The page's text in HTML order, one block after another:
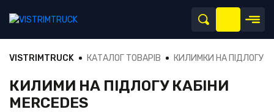
VISTRIMTRUCK КАТАЛОГ ТОВАРІВ КИЛИМКИ НА ПІДЛОГУ
КИЛИМИ НА ПІДЛОГУ КАБІНИ
MERCEDES